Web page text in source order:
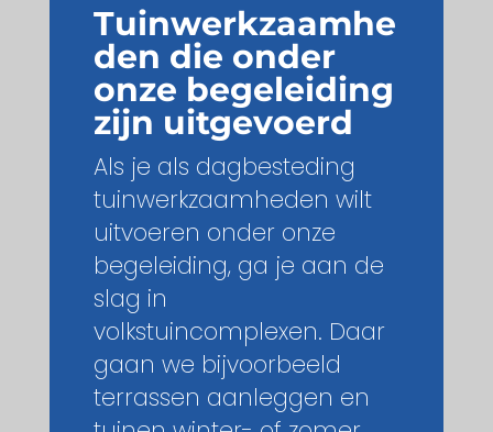
Tuinwerkzaamhe
den die onder
onze begeleiding
zijn uitgevoerd
Als je als dagbesteding
tuinwerkzaamheden wilt
uitvoeren onder onze
begeleiding, ga je aan de
slag in
volkstuincomplexen. Daar
gaan we bijvoorbeeld
terrassen aanleggen en